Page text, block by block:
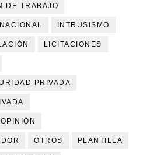
DE TRABAJO
INTRUSISMO
LICITACIONES
PRIVADA
OPINIÓN
OTROS PLANTILLA